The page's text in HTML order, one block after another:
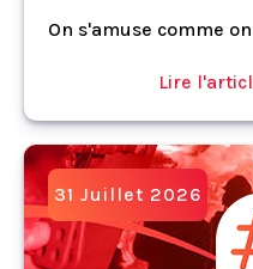
On s'amuse comme
Lire
31 Juillet 2026